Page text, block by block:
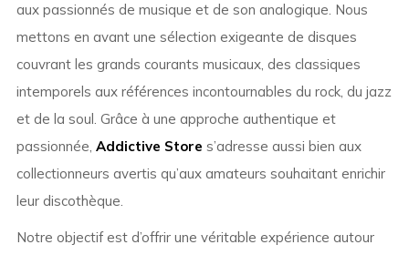
aux passionnés de musique et de son analogique. Nous
mettons en avant une sélection exigeante de disques
couvrant les grands courants musicaux, des classiques
intemporels aux références incontournables du rock, du jazz
et de la soul. Grâce à une approche authentique et
passionnée, Addictive Store s’adresse aussi bien aux
collectionneurs avertis qu’aux amateurs souhaitant enrichir
leur discothèque.
Notre objectif est d’offrir une véritable expérience autour